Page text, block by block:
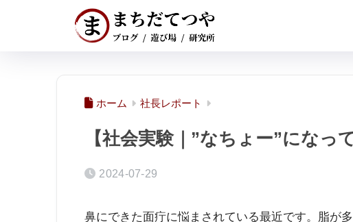
ホーム 社長レポート
【社会実験｜”なちょー”になっ
2024-07-29
鼻にできた面疔に悩まされている最近です。脂が